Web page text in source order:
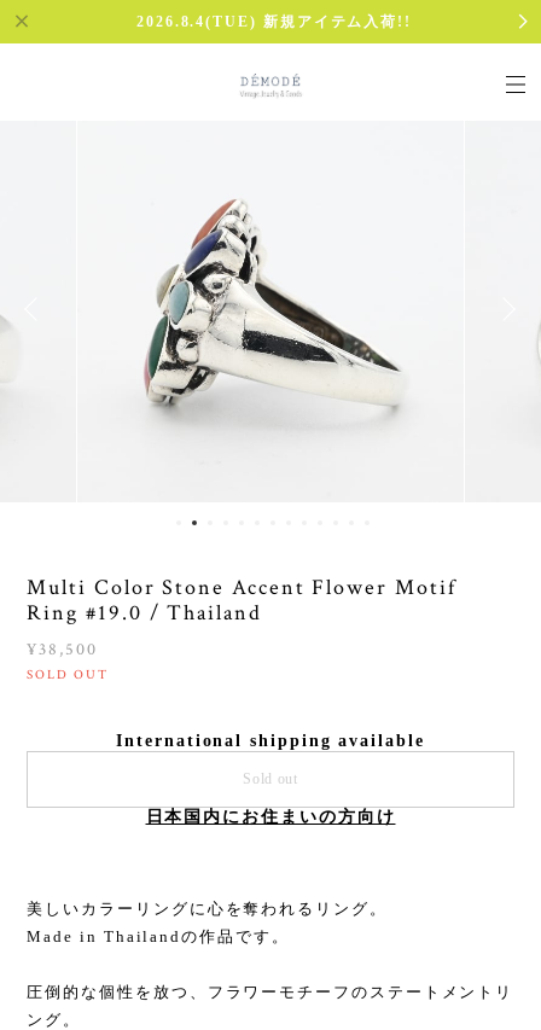
2026.8.4(TUE) 新規アイテム入荷!!
Multi Color Stone Accent Flower Motif
Ring #19.0 / Thailand
¥38,500
SOLD OUT
International shipping available
Sold out
日本国内にお住まいの方向け
美しいカラーリングに心を奪われるリング。
Made in Thailandの作品です。
圧倒的な個性を放つ、フラワーモチーフのステートメントリ
ング。